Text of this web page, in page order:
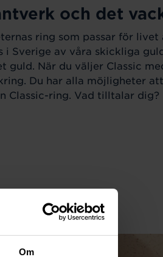
Om
och det
ring som passar för livet
i Sverige av våra skickliga
guld. När du väljer Classic
Du har alla möjligheter
Classic-ring. Vad tilltalar dig?